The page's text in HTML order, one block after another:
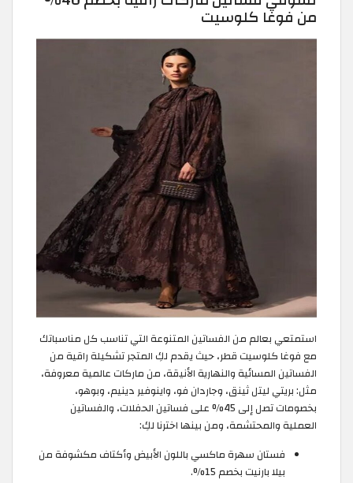
من فوغا كلوسيت
استمتعي بعالم من الفساتين المتنوعة التي تناسب كل مناسباتك
مع فوغا كلوسيت قطر، حيث يقدم لكِ المتجر تشكيلة راقية من
الفساتين المسائية والنهارية الأنيقة، من ماركات عالمية معروفة،
مثل: بريتي ليتل ثينق، وجاردان فو، واينوفير دينيم، وبوهو،
بخصومات تصل إلى 45% على فساتين الحفلات، والفساتين
العملية والمحتشمة، ومن بينها اخترنا لكِ:
فستان سهرة ماكسي باللون الأبيض وأكتاف مكشوفة من
بيلا بارنيت بخصم 15%.